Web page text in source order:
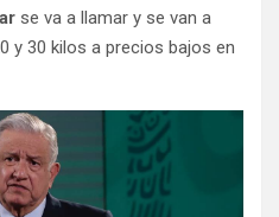
se va a llamar y se van a
y 30 kilos a precios bajos en